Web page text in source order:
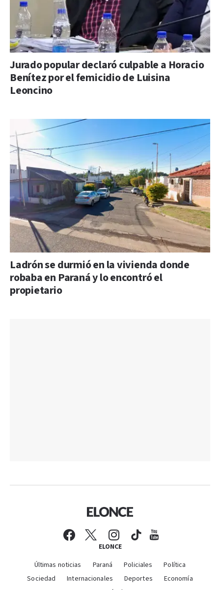
Jurado popular declaró culpable a Horacio
Benítez por el femicidio de Luisina
Leoncino
Ladrón se durmió en la vivienda donde
robaba en Paraná y lo encontró el
propietario
ELONCE
Últimas noticias Paraná Policiales
Política
Sociedad
Internacionales Deportes
Economía